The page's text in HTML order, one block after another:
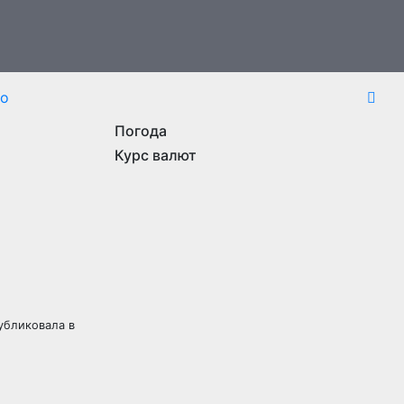
в
Погода
Курс валют